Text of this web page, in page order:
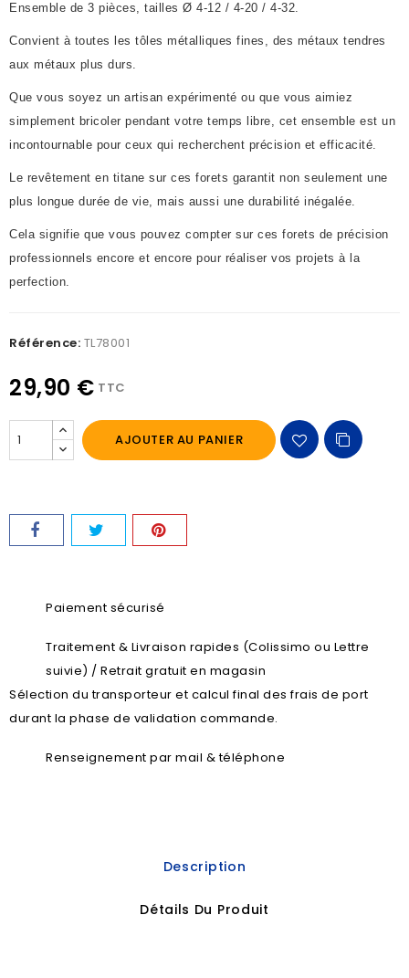
Ensemble de 3 pièces, tailles Ø 4-12 / 4-20 / 4-32.
Convient à toutes les tôles métalliques fines, des métaux tendres
aux métaux plus durs.
Que vous soyez un artisan expérimenté ou que vous aimiez
simplement bricoler pendant votre temps libre, cet ensemble est un
incontournable pour ceux qui recherchent précision et efficacité.
Le revêtement en titane sur ces forets garantit non seulement une
plus longue durée de vie, mais aussi une durabilité inégalée.
Cela signifie que vous pouvez compter sur ces forets de précision
professionnels encore et encore pour réaliser vos projets à la
perfection.
Référence: TL78001
29,90 € TTC
AJOUTER AU PANIER
Paiement sécurisé
Traitement & Livraison rapides (Colissimo ou Lettre
suivie) / Retrait gratuit en magasin
Sélection du transporteur et calcul final des frais de port
durant la phase de validation commande.
Renseignement par mail & téléphone
Description
Détails Du Produit